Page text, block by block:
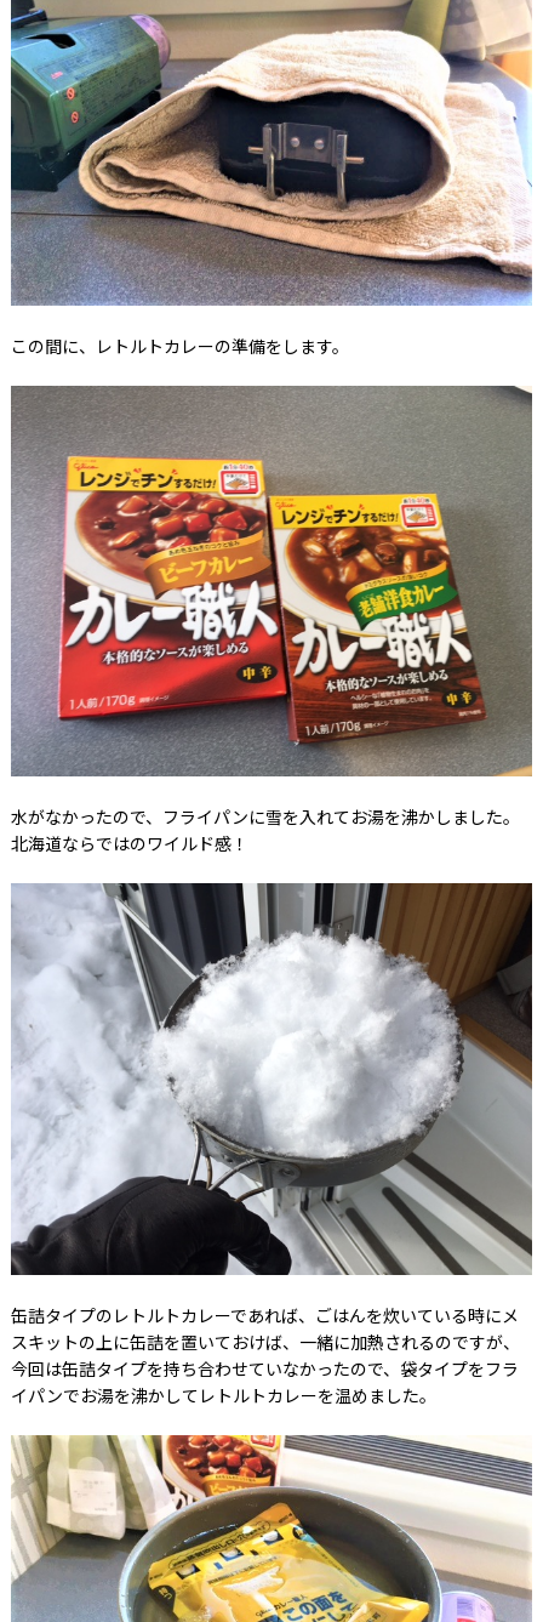
この間に、レトルトカレーの準備をします。
水がなかったので、フライパンに雪を入れてお湯を沸かしました。
北海道ならではのワイルド感！
缶詰タイプのレトルトカレーであれば、ごはんを炊いている時にメ
スキットの上に缶詰を置いておけば、一緒に加熱されるのですが、
今回は缶詰タイプを持ち合わせていなかったので、袋タイプをフラ
イパンでお湯を沸かしてレトルトカレーを温めました。